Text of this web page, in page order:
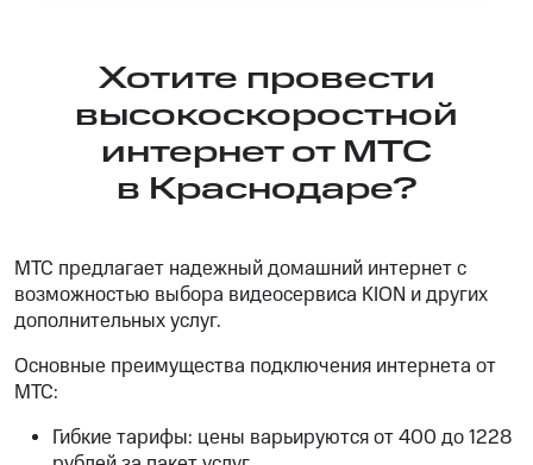
Хотите провести
высокоскоростной
интернет от МТС
в Краснодаре?
МТС предлагает надежный домашний интернет с
возможностью выбора видеосервиса KION и других
дополнительных услуг.
Основные преимущества подключения интернета от
МТС:
Гибкие тарифы: цены варьируются от 400 до 1228